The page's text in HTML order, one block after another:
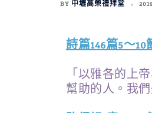
BY 中壢高榮禮拜堂
詩篇146篇5～10
「以雅各的上
幫助的人。我